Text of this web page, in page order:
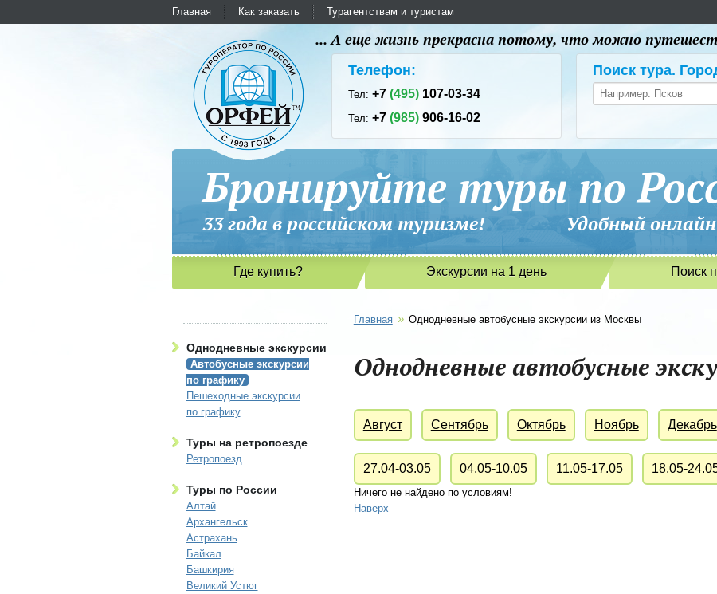
Главная Как заказать Турагентствам и туристам
... А еще жизнь прекрасна потому, что можно
Телефон:
Тел:+7(495) 107-03-34
Тел:+7(985) 906-16-02
Поиск тура.
Бронируйте туры по
33 года в российском туризме! Удобный онлайн-
Где купить? Экскурсии на 1 день Поиск
Однодневные экскурсии
Автобусные экскурсии
по графику
Пешеходные экскурсии
по графику
Туры на ретропоезде
Ретропоезд
Туры по России
Алтай
Архангельск
Астрахань
Байкал
Башкирия
Великий Устюг
Главная » Однодневные автобусные экскурсии из Москвы
Однодневные автобусные
Август Сентябрь Октябрь Ноябрь Декабрь
27.04-03.05 04.05-10.05 11.05-17.05 18.05-
Ничего не найдено по условиям!
Наверх